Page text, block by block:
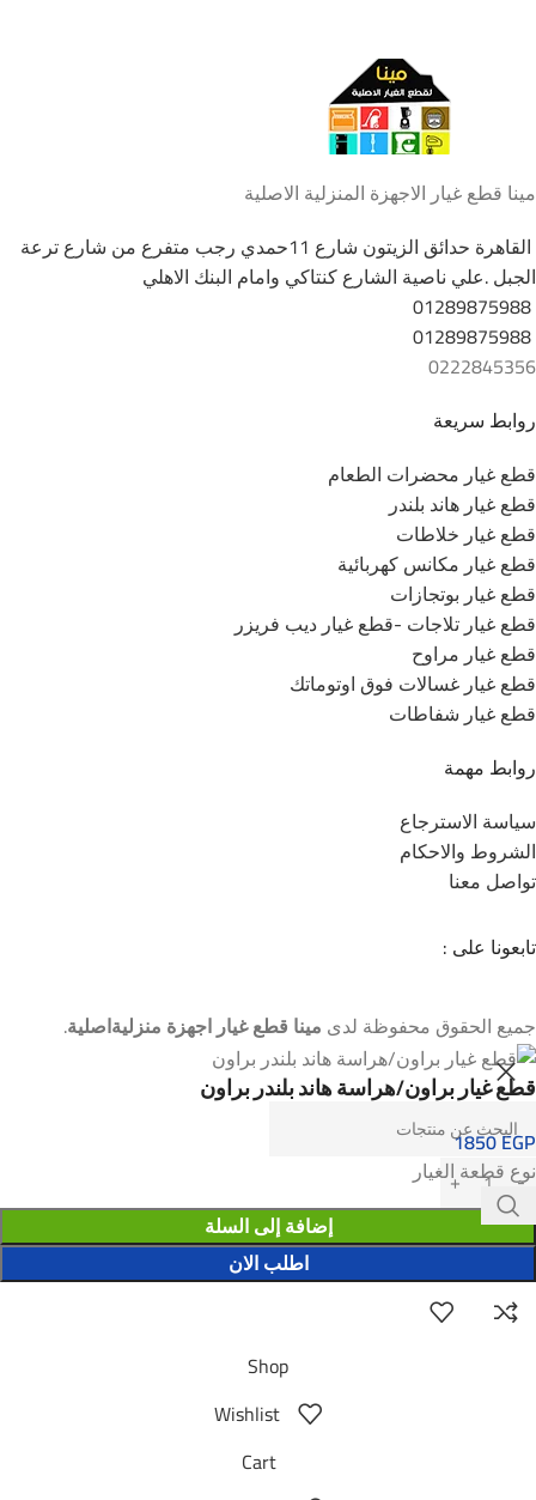
مينا قطع غيار الاجهزة المنزلية الاصلية
القاهرة حدائق الزيتون شارع 11حمدي رجب متفرع من شارع ترعة
الجبل .علي ناصية الشارع كنتاكي وامام البنك الاهلي
01289875988
01289875988
0222845356
روابط سريعة
قطع غيار محضرات الطعام
قطع غيار هاند بلندر
قطع غيار خلاطات
قطع غيار مكانس كهربائية
قطع غيار بوتجازات
قطع غيار تلاجات -قطع غيار ديب فريزر
قطع غيار مراوح
قطع غيار غسالات فوق اوتوماتك
قطع غيار شفاطات
روابط مهمة
سياسة الاسترجاع
الشروط والاحكام
تواصل معنا
تابعونا على :
جميع الحقوق محفوظة لدى مينا قطع غيار اجهزة منزليةاصلية.
نوع قطعة الغيار
قطع غيار براون/هراسة هاند بلندر براون
1850EGP
إضافة إلى السلة
اطلب الان
Shop
Wishlist
Cart